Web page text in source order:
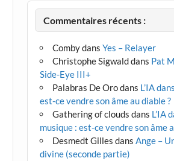
Commentaires récents :
CombydansYes – Relayer
Christophe Sigwalddans Pat
Side-Eye III+
Palabras De Orodans L’IA
est-ce vendre son âme au diable ?
Gathering of clouds dans L’IA
musique : est-ce vendre son âme
Desmedt Gilles dansAnge –
divine (seconde partie)